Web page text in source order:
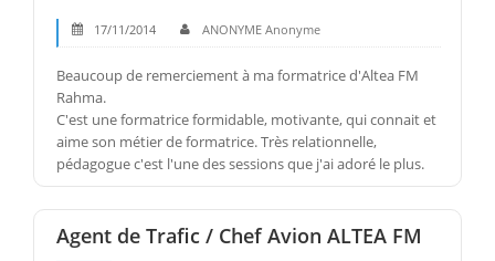
17/11/2014 ANONYME Anonyme
Beaucoup de remerciement à ma formatrice d'Altea FM
Rahma.
C'est une formatrice formidable, motivante, qui connait et
aime son métier de formatrice. Très relationnelle,
pédagogue c'est l'une des sessions que j'ai adoré le plus.
Agent de Trafic / Chef Avion ALTEA FM